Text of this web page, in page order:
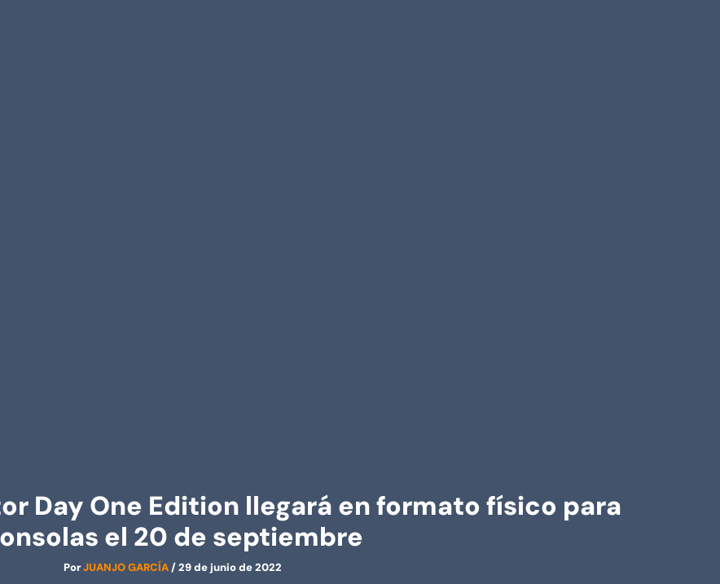
Day One Edition llegará en formato físico para
el 20 de septiembre
PorJUANJO GARCÍA/29 de junio de 2022